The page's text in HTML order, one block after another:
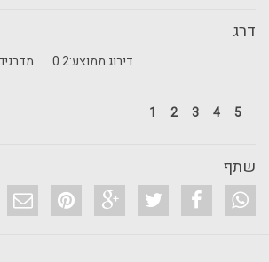
דרג
דירוג ממוצע:0.2
5
4
3
2
1
שתף